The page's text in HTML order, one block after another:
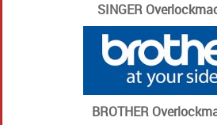
SINGER
BROTHER